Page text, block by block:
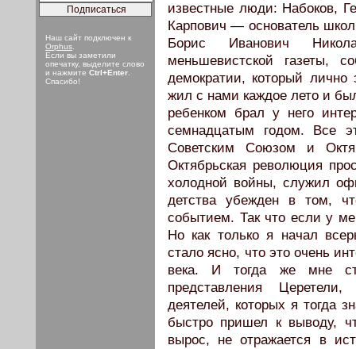
Наш сайт подключен к
Orphus
Если вы заметили
опечатку, выделите слово
и нажмите Ctrl+Enter
Спасибо!
известные люди: Набоков,
Карпович — основатель
Борис Иванович
меньшевистской газеты,
демократии, который
жил с нами каждое лето и
ребенком брал у него
семнадцатым годом. Все
Советским Союзом и
Октябрьская революция
холодной войны, служил
детства убежден в том,
событием. Так что если у
Но как только я начал
стало ясно, что это очень
века. И тогда же мне
представления
деятелей, которых я тогда
быстро пришел к выводу,
вырос, не отражается в